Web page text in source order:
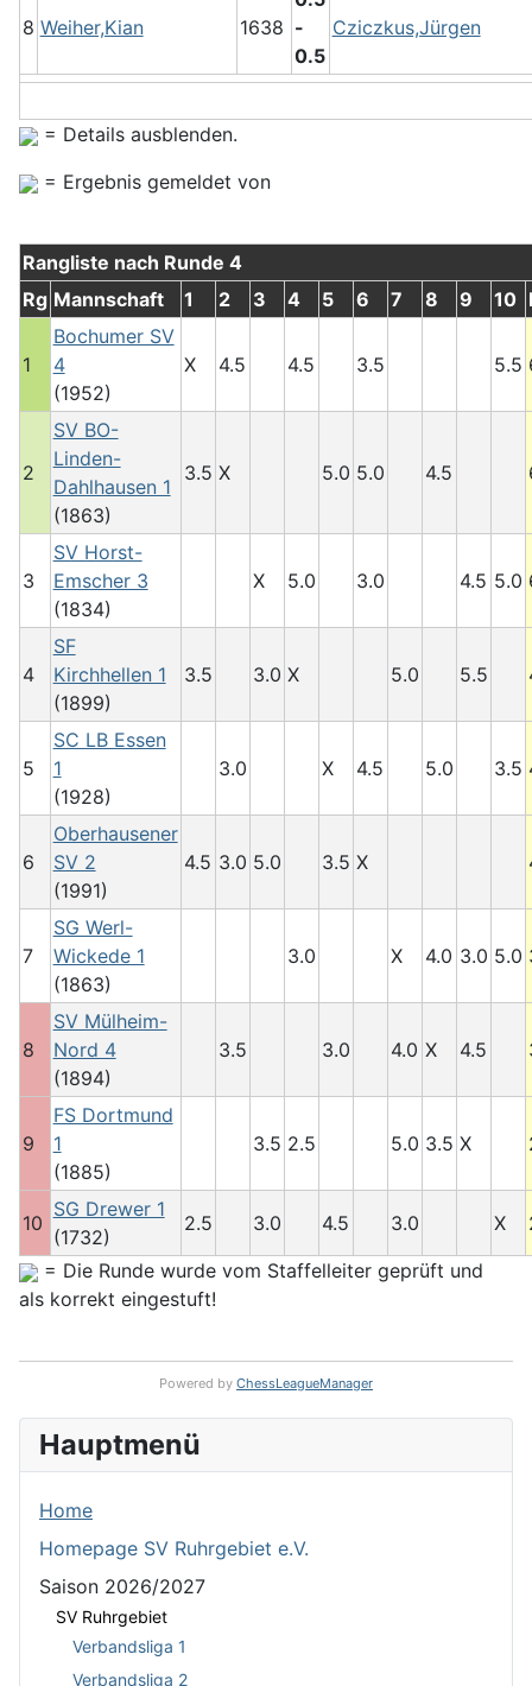
8 Weiher,Kian 1638 -
0.5
Cziczkus,Jürgen
= Details ausblenden.
= Ergebnis gemeldet von
Rangliste nach Runde 4
Rg Mannschaft 1 2 3 4 5 6 7 8 9 10
1
Bochumer SV
4
(1952)
X 4.5 4.5 3.5 5.5
2
SV BO-
Linden-
Dahlhausen 1
(1863)
3.5 X 5.0 5.0 4.5
3
SV Horst-
Emscher 3
(1834)
X 5.0 3.0 4.5 5.0
4
SF
Kirchhellen 1
(1899)
3.5 3.0 X 5.0 5.5
5
SC LB Essen
1
(1928)
3.0 X 4.5 5.0 3.5
6
Oberhausener
SV 2
(1991)
4.5 3.0 5.0 3.5 X
7
SG Werl-
Wickede 1
(1863)
3.0 X 4.0 3.0 5.0
8
SV Mülheim-
Nord 4
(1894)
3.5 3.0 4.0 X 4.5
9
FS Dortmund
1
(1885)
3.5 2.5 5.0 3.5 X
10
SG Drewer 1
(1732)
2.5 3.0 4.5 3.0 X
= Die Runde wurde vom Staffelleiter geprüft und
als korrekt eingestuft!
Powered by ChessLeagueManager
Hauptmenü
Home
Homepage SV Ruhrgebiet e.V.
Saison 2026/2027
SV Ruhrgebiet
Verbandsliga 1
Verbandsliga 2